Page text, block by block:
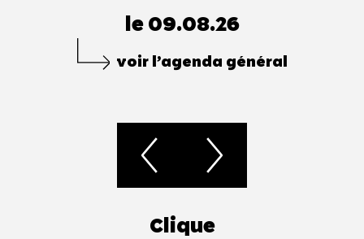
le 09.08.26
voir l’agenda général
Clique